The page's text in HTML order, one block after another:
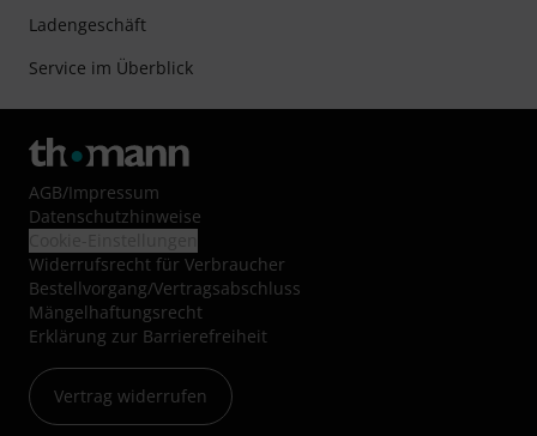
Ladengeschäft
Service im Überblick
AGB/Impressum
Datenschutzhinweise
Widerrufsrecht für Verbraucher
Bestellvorgang/Vertragsabschluss
Mängelhaftungsrecht
Erklärung zur Barrierefreiheit
Vertrag widerrufen